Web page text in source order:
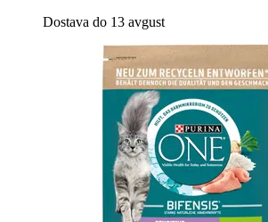
Dostava do 13 avgust